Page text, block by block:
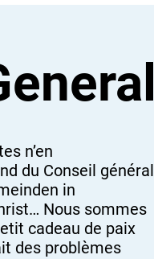
n’en
du Conseil général
in
Nous sommes
cadeau de paix
des problèmes